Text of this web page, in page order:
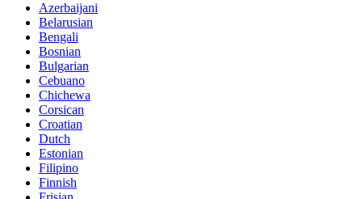
Azerbaijani
Belarusian
Bengali
Bosnian
Bulgarian
Cebuano
Chichewa
Corsican
Croatian
Dutch
Estonian
Filipino
Finnish